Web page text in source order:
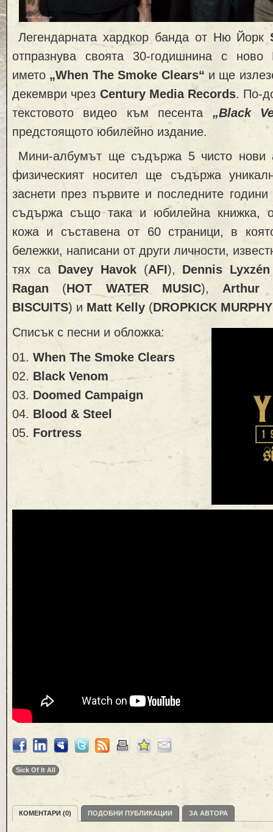
Легендарната хардкор банда от Ню Йорк
отпразнува своята 30-годишнина с
името „When The Smoke Clears“ и ще
декември чрез Century Media Records. По-
текстовото видео към песента „Black
предстоящото юбилейно издание.
Мини-албумът ще съдържа 5 чисто нови
физическият носител ще съдържа
заснети през първите и последните
съдържа също така и юбилейна книжка,
кожа и съставена от 60 страници, в
бележки, написани от други личности,
тях са Davey Havok(AFI), Dennis Lyxzén
Ragan (HOT WATER MUSIC),Arthur
BISCUITS) и Matt Kelly (DROPKICK
Списък с песни и обложка:
01. When The Smoke Clears
02. Black Venom
03. Doomed Campaign
04. Blood & Steel
05. Fortress
Sick Of It All
КОМЕНТАРИ (0) ПОДОБНИ ПУБЛИКАЦИИ ЗА АВТОРА